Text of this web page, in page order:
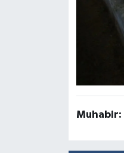
Muhabir: